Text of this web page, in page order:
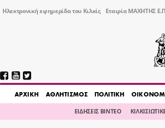
Ηλεκτρονική εφημερίδα του Κιλκίς Εταιρία ΜΑΧΗΤΗΣ
AΡΧΙΚΗ ΑΘΛΗΤΙΣΜΟΣ ΠΟΛΙΤΙΚΗ
ΕΙΔΗΣΕΙΣ ΒΙΝΤΕΟ